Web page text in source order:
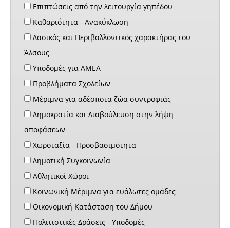
Επιπτώσεις από την λειτουργία γηπέδου
Καθαριότητα - Ανακύκλωση
Δασικός και Περιβαλλοντικός χαρακτήρας του
Άλσους
Υποδομές για ΑΜΕΑ
Προβλήματα Σχολείων
Μέριμνα για αδέσποτα ζώα συντροφιάς
Δημοκρατία και Διαβούλευση στην λήψη
αποφάσεων
Χωροταξία - Προσβασιμότητα
Δημοτική Συγκοινωνία
Αθλητικοί Χώροι
Κοινωνική Μέριμνα για ευάλωτες ομάδες
Οικονομική Κατάσταση του Δήμου
Πολιτιστικές Δράσεις - Υποδομές